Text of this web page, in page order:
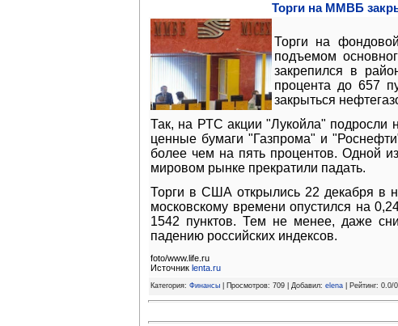
Торги на ММВБ
Торги на
подъемом
закрепился в
процента до 657
закрыться
Так, на РТС акции "Лукойла"
ценные бумаги "Газпрома" и
более чем на пять процентов. Одной
мировом рынке прекратили падать.
Торги в США открылись 22 декабря в
московскому времени опустился на
1542 пунктов. Тем не менее, даже
падению российских индексов.
foto/www.life.ru
Источник lenta.ru
Категория: Финансы | Просмотров: 709 | Добавил: elena | Рейтинг: 0.0/0